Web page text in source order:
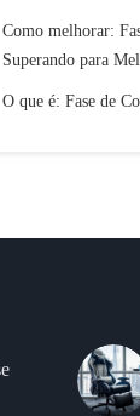
Como melhorar:
Superando para
O que é: Fase de